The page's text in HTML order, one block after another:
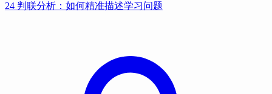
24 判联分析：如何精准描述学习问题